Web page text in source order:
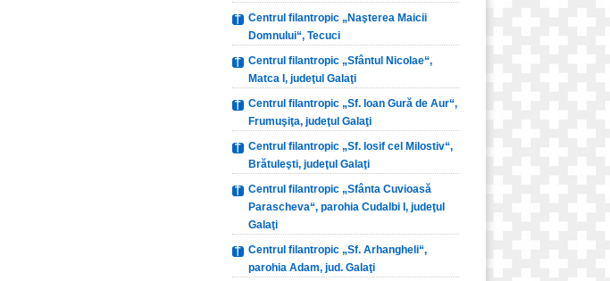
Centrul filantropic „Naşterea Maicii
Domnului“, Tecuci
Centrul filantropic „Sfântul Nicolae“,
Matca I, judeţul Galaţi
Centrul filantropic „Sf. Ioan Gură de Aur“,
Frumuşiţa, judeţul Galaţi
Centrul filantropic „Sf. Iosif cel Milostiv“,
Brătuleşti, judeţul Galaţi
Centrul filantropic „Sfânta Cuvioasă
Parascheva“, parohia Cudalbi I, judeţul
Galaţi
Centrul filantropic „Sf. Arhangheli“,
parohia Adam, jud. Galaţi